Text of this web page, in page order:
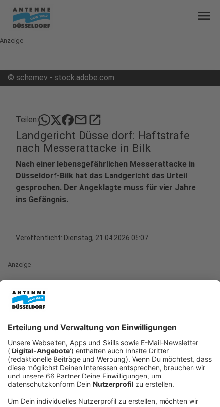
menu
Anzeige
© schemev - stock.adobe.com
Teilen: mailopen_in_new
Landgericht Düsseldorf: Haftstrafe
nach Messerattacke in Bilk
Nach einer lebensgefährlichen Messerattacke in
Düsseldorf-Bilk hat das Landgericht das Urteil
gesprochen. Der Angeklagte muss für vier Jahre
ins Gefängnis.
Veröffentlicht: Dienstag, 21.04.2026 05:07
Anzeige
DasLandgericht Düsseldorf
Urteil gesprochen: Ein Mann wurde zu einer vierjährigen
Haftstrafe verurteilt. Nach Überzeugung des Gerichts
hatte er im vergangenen Oktober in
Bilk den neuen
Partner seiner Ex-Freundin mit einem Messer
lebensgefährlich verletzt. Für Sie haben wir die
Hintergründe des Prozesses und die
Urteilsbegründung zusammengefasst.
Anzeige